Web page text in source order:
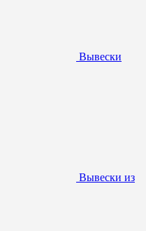
Вывески
Вывески из